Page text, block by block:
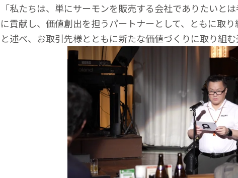
「私たちは、単にサーモンを販売する会社でありたいと
に貢献し、価値創出を担うパートナーとして、ともに取り
と述べ、お取引先様とともに新たな価値づくりに取り組む